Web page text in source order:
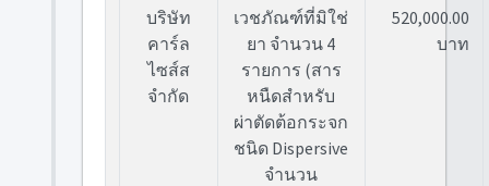
บริษัท
คาร์ล
ไซส์ส
จำกัด
เวชภัณฑ์ที่มิใช่
ยา จำนวน 4
รายการ (สาร
หนืดสำหรับ
ผ่าตัดต้อกระจก
ชนิด Dispersive
จำนวน
520,000.00
บาท